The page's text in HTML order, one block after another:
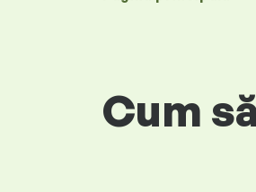
Cum